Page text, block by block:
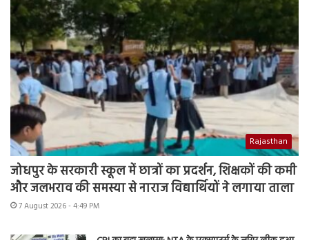
Rajasthan
जोधपुर के सरकारी स्कूल में छात्रों का प्रदर्शन, शिक्षकों की कमी
और जलभराव की समस्या से नाराज विद्यार्थियों ने लगाया ताला
7 August 2026 - 4:49 PM